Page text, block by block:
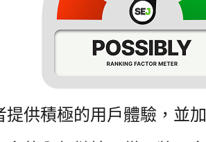
供積極的用戶體驗，並